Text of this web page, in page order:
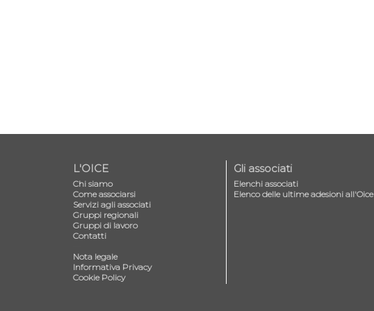
L'OICE
Chi siamo
Come associarsi
Servizi agli associati
Gruppi regionali
Gruppi di lavoro
Contatti
Nota legale
Informativa Privacy
Cookie Policy
Gli associati
Elenchi associati
Elenco delle ultime adesioni all'Oice